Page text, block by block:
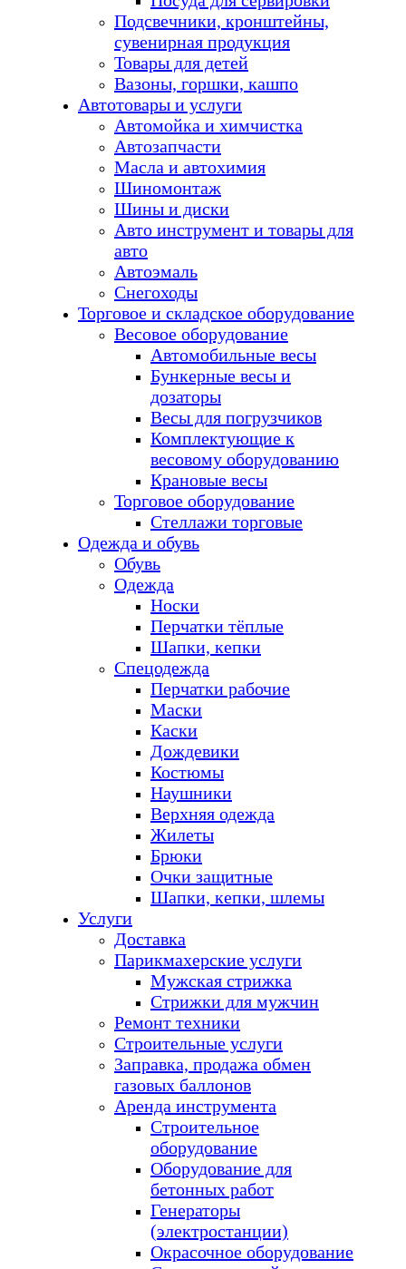
Подсвечники, кронштейны,
сувенирная продукция
Товары для детей
Вазоны, горшки, кашпо
Автотовары и услуги
Автомойка и химчистка
Автозапчасти
Масла и автохимия
Шиномонтаж
Шины и диски
Авто инструмент и товары для
авто
Автоэмаль
Снегоходы
Торговое и складское оборудование
Весовое оборудование
Автомобильные весы
Бункерные весы и
дозаторы
Весы для погрузчиков
Комплектующие к
весовому оборудованию
Крановые весы
Торговое оборудование
Стеллажи торговые
Одежда и обувь
Обувь
Одежда
Носки
Перчатки тёплые
Шапки, кепки
Спецодежда
Перчатки рабочие
Маски
Каски
Дождевики
Костюмы
Наушники
Верхняя одежда
Жилеты
Брюки
Очки защитные
Шапки, кепки, шлемы
Услуги
Доставка
Парикмахерские услуги
Мужская стрижка
Стрижки для мужчин
Ремонт техники
Строительные услуги
Заправка, продажа обмен
газовых баллонов
Аренда инструмента
Строительное
оборудование
Оборудование для
бетонных работ
Генераторы
(электростанции)
Окрасочное оборудование